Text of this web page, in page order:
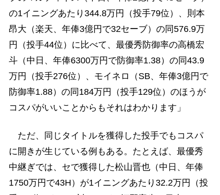
の1イニングあたり344.8万円（投手79位）、則本
昂大（楽天、年俸3億円で32セーブ）の同576.9万
円（投手44位）に比べて、最優秀防御率の高橋宏
斗（中日、年俸6300万円で防御率1.38）の同43.9
万円（投手276位）、モイネロ（SB、年俸3億円で
防御率1.88）の同184万円（投手129位）のほうが
コスパがいいことからもそれはわかります」
ただ、同じタイトルを獲得した投手でもコスパ
に開きが生じている例もある。たとえば、最優秀
中継ぎでは、セで獲得した松山晋也（中日、年俸
1750万円で43H）が1イニングあたり32.2万円（投